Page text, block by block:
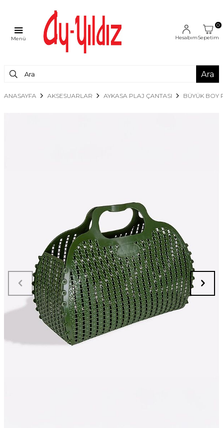
Menü Hesabım
0
Sepetim
Ara
ANASAYFA AKSESUARLAR AYKASA PLAJ ÇANTASI BÜYÜK BOY